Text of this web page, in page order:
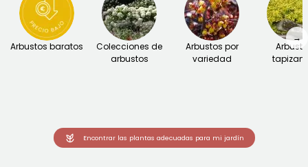
Arbustos baratos
Colecciones de
arbustos
Arbustos por
variedad
→
Encontrar las plantas adecuadas para mi jardín